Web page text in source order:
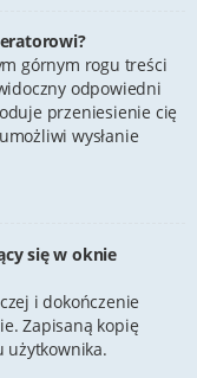
górnym rogu treści
odpowiedni
przeniesienie cię
wysłanie
się w oknie
i dokończenie
Zapisaną kopię
użytkownika.